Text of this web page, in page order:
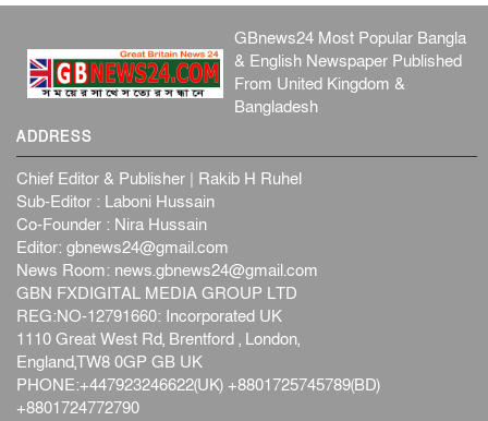
GBnews24 Most Popular Bangla
& English Newspaper Published
From United Kingdom &
Bangladesh
ADDRESS
Chief Editor & Publisher | Rakib H Ruhel
Sub-Editor : Laboni Hussain
Co-Founder : Nira Hussain
Editor: gbnews24@gmail.com
News Room: news.gbnews24@gmail.com
GBN FXDIGITAL MEDIA GROUP LTD
REG:NO-12791660: Incorporated UK
1110 Great West Rd, Brentford , London,
England,TW8 0GP GB UK
PHONE:+447923246622(UK) +8801725745789(BD)
+8801724772790